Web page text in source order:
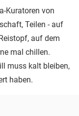
Kuratoren von
Teilen - auf
auf dem
mal chillen.
muss kalt bleiben,
haben.